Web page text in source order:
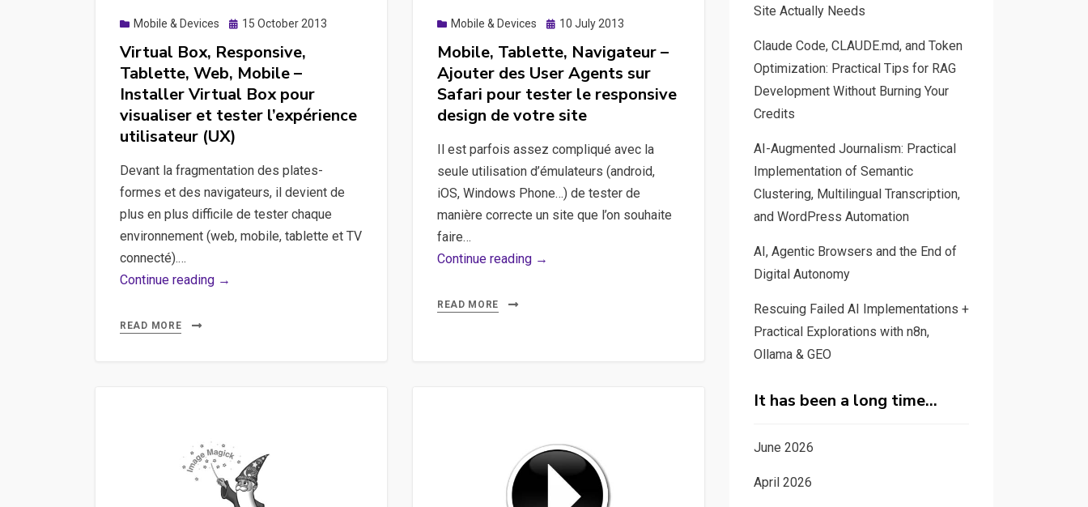
Mobile & Devices
Posted
15 October 2013
Virtual Box, Responsive,
Tablette, Web, Mobile –
Installer Virtual Box pour
visualiser et tester l’expérience
utilisateur (UX)
Devant la fragmentation des plates-
formes et des navigateurs, il devient de
plus en plus difficile de tester chaque
environnement (web, mobile, tablette et TV
connecté).…
Continue reading →
Virtual
Box
pour
READ MORE
Mobile & Devices
Posted
10 July 2013
Mobile, Tablette, Navigateur –
Ajouter des User Agents sur
Safari pour tester le responsive
design de votre site
Il est parfois assez compliqué avec la
seule utilisation d’émulateurs (android,
iOS, Windows Phone…) de tester de
manière correcte un site que l’on souhaite
faire…
Continue reading →
Safari
pour
tester
READ MORE
Site Actually Needs
Claude Code, CLAUDE.md, and Token
Optimization: Practical Tips for RAG
Development Without Burning Your
Credits
AI-Augmented Journalism: Practical
Implementation of Semantic
Clustering, Multilingual Transcription,
and WordPress Automation
AI, Agentic Browsers and the End of
Digital Autonomy
Rescuing Failed AI Implementations +
Practical Explorations with n8n,
Ollama & GEO
It has been a long time…
June 2026
April 2026